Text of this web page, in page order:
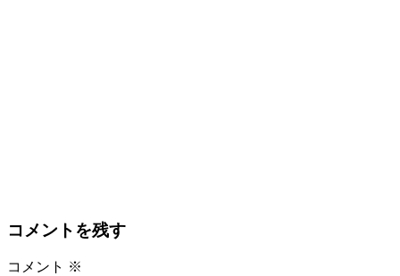
コメントを残す
コメント ※